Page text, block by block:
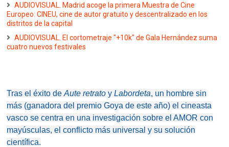
AUDIOVISUAL. Madrid acoge la primera Muestra de Cine
Europeo: CINEU, cine de autor gratuito y descentralizado en los
distritos de la capital
AUDIOVISUAL. El cortometraje "+10k" de Gala Hernández suma
cuatro nuevos festivales
Tras el éxito deAute retratoyLabordeta, un hombre sin
más (ganadora del premio Goya de este año) el cineasta
vasco se centra en una investigación sobre el AMOR con
mayúsculas, el conflicto más universal y su solución
científica.